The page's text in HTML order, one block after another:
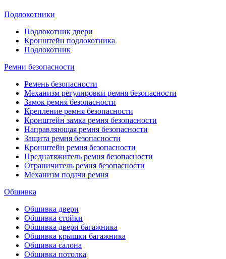
Подлокотники
Подлокотник двери
Кронштейн подлокотника
Подлокотник
Ремни безопасности
Ремень безопасности
Механизм регулировки ремня безопасности
Замок ремня безопасности
Крепление ремня безопасности
Кронштейн замка ремня безопасности
Направляющая ремня безопасности
Защита ремня безопасности
Кронштейн ремня безопасности
Преднатяжитель ремня безопасности
Ограничитель ремня безопасности
Механизм подачи ремня
Обшивка
Обшивка двери
Обшивка стойки
Обшивка двери багажника
Обшивка крышки багажника
Обшивка салона
Обшивка потолка